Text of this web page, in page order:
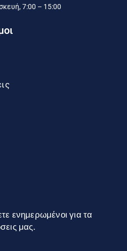
7:00 – 15:00
ενημερωμένοι για τα
μας.